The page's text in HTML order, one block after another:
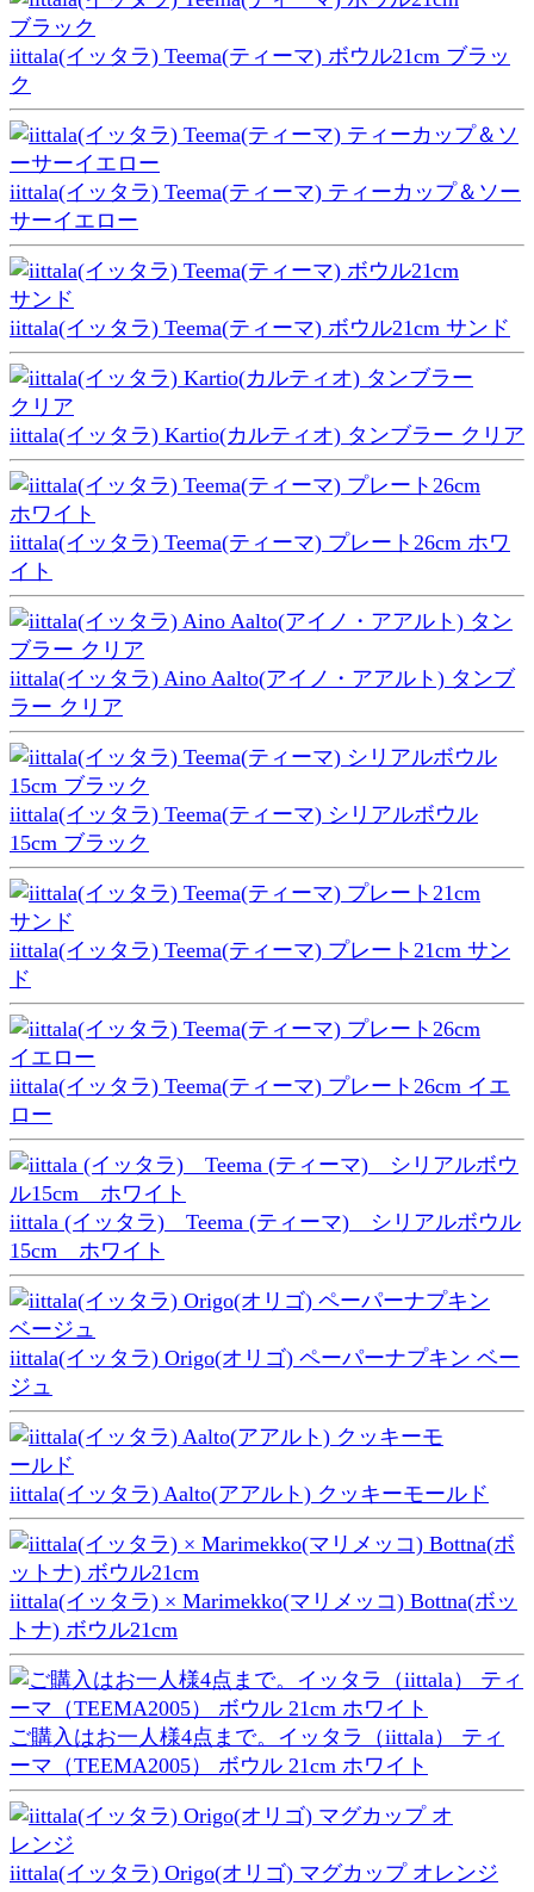
iittala(イッタラ) Teema(ティーマ) ボウル21cm ブラッ
ク
iittala(イッタラ) Teema(ティーマ) ティーカップ＆ソー
サーイエロー
iittala(イッタラ) Teema(ティーマ) ボウル21cm サンド
iittala(イッタラ) Kartio(カルティオ) タンブラー クリア
iittala(イッタラ) Teema(ティーマ) プレート26cm ホワ
イト
iittala(イッタラ) Aino Aalto(アイノ・アアルト) タンブ
ラー クリア
iittala(イッタラ) Teema(ティーマ) シリアルボウル
15cm ブラック
iittala(イッタラ) Teema(ティーマ) プレート21cm サン
ド
iittala(イッタラ) Teema(ティーマ) プレート26cm イエ
ロー
iittala (イッタラ) Teema (ティーマ) シリアルボウル
15cm ホワイト
iittala(イッタラ) Origo(オリゴ) ペーパーナプキン ベー
ジュ
iittala(イッタラ) Aalto(アアルト) クッキーモールド
iittala(イッタラ) × Marimekko(マリメッコ) Bottna(ボッ
トナ) ボウル21cm
ご購入はお一人様4点まで。イッタラ（iittala） ティ
ーマ（TEEMA2005） ボウル 21cm ホワイト
iittala(イッタラ) Origo(オリゴ) マグカップ オレンジ